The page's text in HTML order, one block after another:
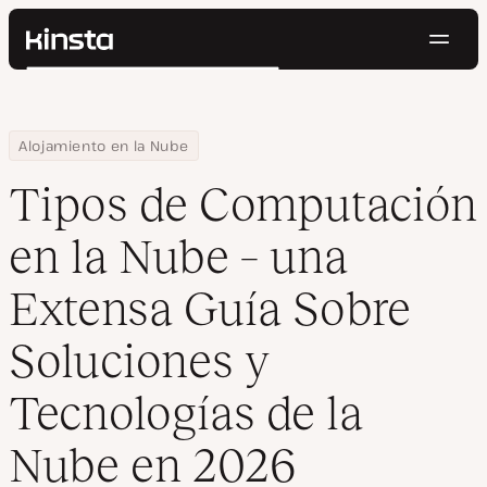
Kinsta®
Precios
Contacto
Buscar
Home
Centro de Recursos
Blog
Alojamiento en la Nube
Tipos de Computación en la Nube – una Extensa Guía Sobre
Tipos de Computación
en la Nube – una
Extensa Guía Sobre
Soluciones y
Tecnologías de la
Nube en 2026